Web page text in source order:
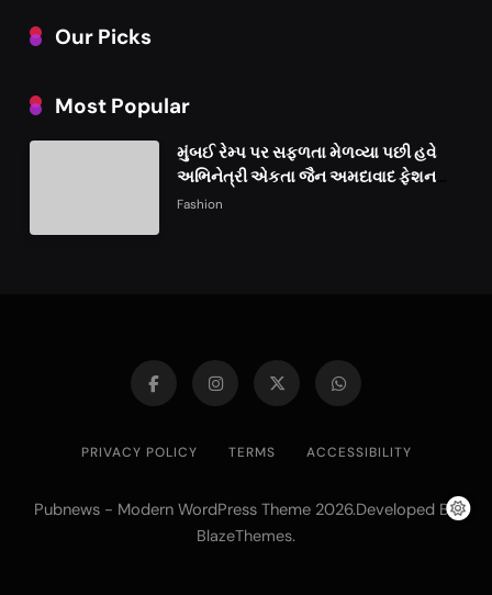
Our Picks
Most Popular
મુંબઈ રેમ્પ પર સફળતા મેળવ્યા પછી હવે
અભિનેત્રી એકતા જૈન અમદાવાદ ફેશન
વીકમાં પોતાની પ્રતિભા પ્રદર્શિત કરશે
Fashion
PRIVACY POLICY TERMS ACCESSIBILITY
Pubnews - Modern WordPress Theme 2026.Developed By
BlazeThemes.